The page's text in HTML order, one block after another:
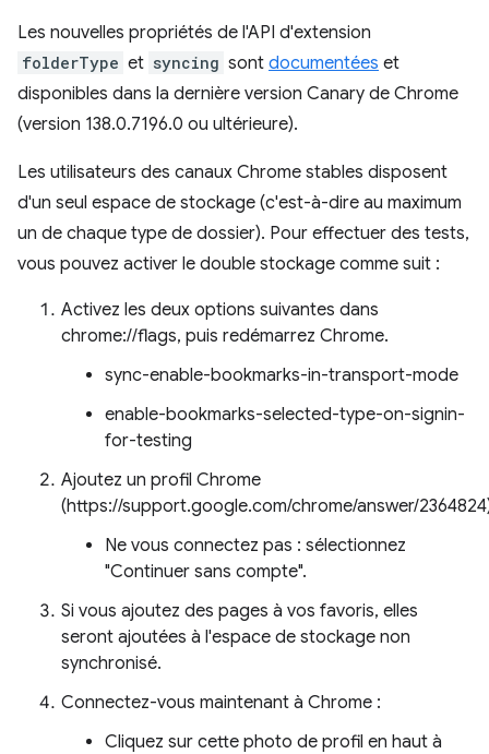
Les nouvelles propriétés de l'API d'extension
folderType et syncing sont documentées et
disponibles dans la dernière version Canary de Chrome
(version 138.0.7196.0 ou ultérieure).
Les utilisateurs des canaux Chrome stables disposent
d'un seul espace de stockage (c'est-à-dire au maximum
un de chaque type de dossier). Pour effectuer des tests,
vous pouvez activer le double stockage comme suit :
Activez les deux options suivantes dans
chrome://flags, puis redémarrez Chrome.
sync-enable-bookmarks-in-transport-mode
enable-bookmarks-selected-type-on-signin-
for-testing
Ajoutez un profil Chrome
(https://support.google.com/chrome/answer/
Ne vous connectez pas : sélectionnez
"Continuer sans compte".
Si vous ajoutez des pages à vos favoris, elles
seront ajoutées à l'espace de stockage non
synchronisé.
Connectez-vous maintenant à Chrome :
Cliquez sur cette photo de profil en haut à